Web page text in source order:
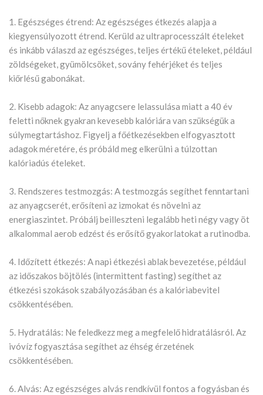
1. Egészséges étrend: Az egészséges étkezés alapja a
kiegyensúlyozott étrend. Kerüld az ultraprocesszált ételeket
és inkább válaszd az egészséges, teljes értékű ételeket, például
zöldségeket, gyümölcsöket, sovány fehérjéket és teljes
kiőrlésű gabonákat.
2. Kisebb adagok: Az anyagcsere lelassulása miatt a 40 év
feletti nőknek gyakran kevesebb kalóriára van szükségük a
súlymegtartáshoz. Figyelj a főétkezésekben elfogyasztott
adagok méretére, és próbáld meg elkerülni a túlzottan
kalóriadús ételeket.
3. Rendszeres testmozgás: A testmozgás segíthet fenntartani
az anyagcserét, erősíteni az izmokat és növelni az
energiaszintet. Próbálj beilleszteni legalább heti négy vagy öt
alkalommal aerob edzést és erősítő gyakorlatokat a rutinodba.
4. Időzített étkezés: A napi étkezési ablak bevezetése, például
az időszakos böjtölés (intermittent fasting) segíthet az
étkezési szokások szabályozásában és a kalóriabevitel
csökkentésében.
5. Hydratálás: Ne feledkezz meg a megfelelő hidratálásról. Az
ivóvíz fogyasztása segíthet az éhség érzetének
csökkentésében.
6. Alvás: Az egészséges alvás rendkívül fontos a fogyásban és